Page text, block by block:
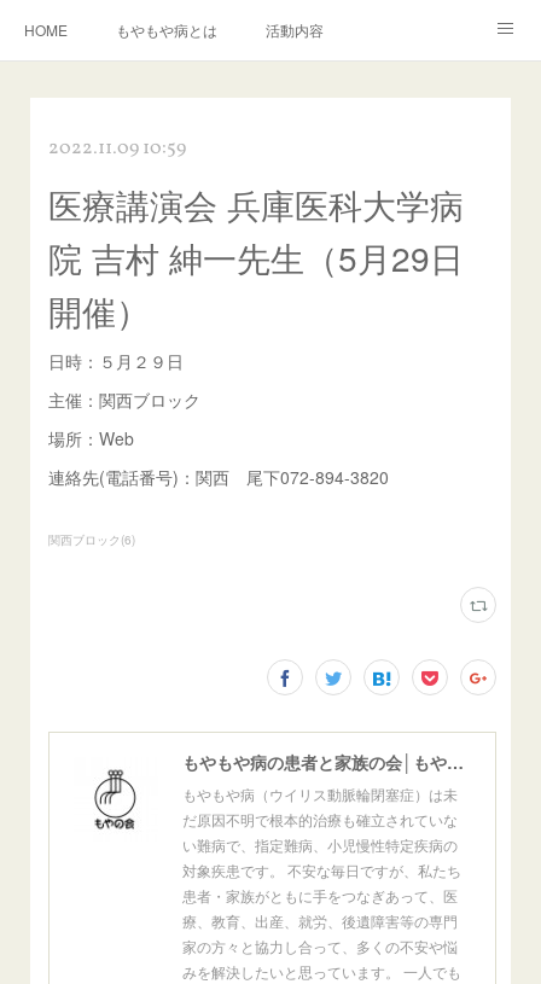
HOME もやもや病とは 活動内容
入会について お問い合わせ
2022.11.09 10:59
医療講演会 兵庫医科大学病
院 吉村 紳一先生（5月29日
開催）
日時：５月２９日
主催：関西ブロック
場所：Web
連絡先(電話番号)：関西 尾下072-894-3820
関西ブロック (6)
もやもや病の患者と家族の会│もやの会
もやもや病（ウイリス動脈輪閉塞症）は未
だ原因不明で根本的治療も確立されていな
い難病で、指定難病、小児慢性特定疾病の
対象疾患です。 不安な毎日ですが、私たち
患者・家族がともに手をつなぎあって、医
療、教育、出産、就労、後遺障害等の専門
家の方々と協力し合って、多くの不安や悩
みを解決したいと思っています。 一人でも